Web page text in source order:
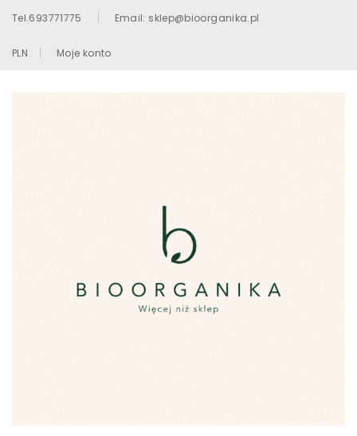
Tel.693771775 Email: sklep@bioorganika.pl
PLN Moje konto